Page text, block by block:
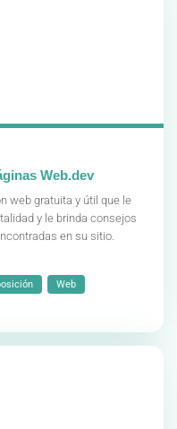
Web.dev
web gratuita y útil que le
y le brinda consejos
en su sitio.
Web